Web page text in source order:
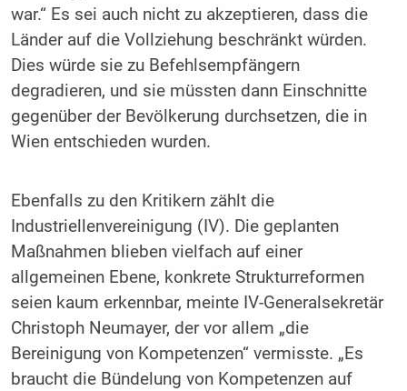
war.“ Es sei auch nicht zu akzeptieren, dass die
Länder auf die Vollziehung beschränkt würden.
Dies würde sie zu Befehlsempfängern
degradieren, und sie müssten dann Einschnitte
gegenüber der Bevölkerung durchsetzen, die in
Wien entschieden wurden.
Ebenfalls zu den Kritikern zählt die
Industriellenvereinigung (IV). Die geplanten
Maßnahmen blieben vielfach auf einer
allgemeinen Ebene, konkrete Strukturreformen
seien kaum erkennbar, meinte IV-Generalsekretär
Christoph Neumayer, der vor allem „die
Bereinigung von Kompetenzen“ vermisste. „Es
braucht die Bündelung von Kompetenzen auf